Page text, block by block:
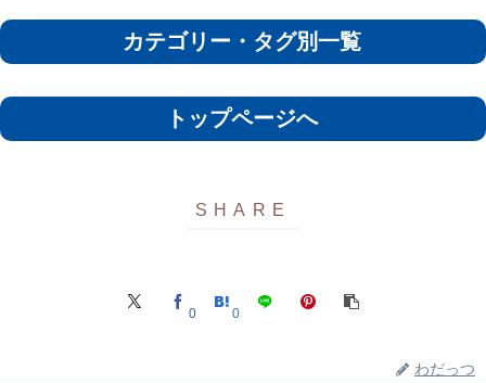
カテゴリー・タグ別一覧
トップページへ
0 0
わだっつ